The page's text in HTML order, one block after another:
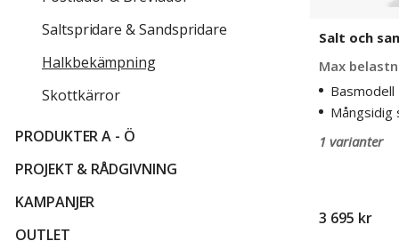
Saltspridare & Sandspridare
Halkbekämpning
Skottkärror
PRODUKTER A - Ö
PROJEKT & RÅDGIVNING
KAMPANJER
OUTLET
Salt och
Max
Basmodell
Mångsidig
1 varianter
3 695 kr